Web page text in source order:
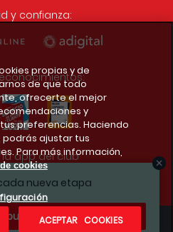
nueva etapa
y confianza:
app del club
propias y de
de que todo
ofrecerte el mejor
y
preferencias. Haciendo
podrás ajustar tus
Para más información,
cookies
ACEPTAR COOKIES